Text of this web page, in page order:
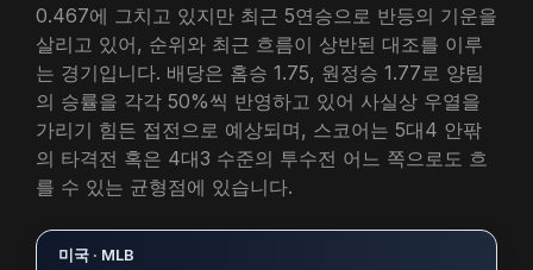
0.467에 그치고 있지만 최근 5연승으로 반등의 기운을
살리고 있어, 순위와 최근 흐름이 상반된 대조를 이루
는 경기입니다. 배당은 홈승 1.75, 원정승 1.77로 양팀
의 승률을 각각 50%씩 반영하고 있어 사실상 우열을
가리기 힘든 접전으로 예상되며, 스코어는 5대4 안팎
의 타격전 혹은 4대3 수준의 투수전 어느 쪽으로도 흐
를 수 있는 균형점에 있습니다.
미국 · MLB